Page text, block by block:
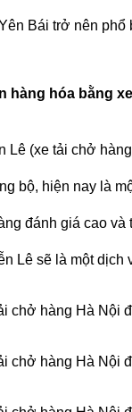
Bái trở nên
hàng hóa bằng
Lê (xe tải chở
bộ, hiện nay là
đánh giá cao
Lê sẽ là một dịch
chở hàng Hà Nội
chở hàng Hà Nội